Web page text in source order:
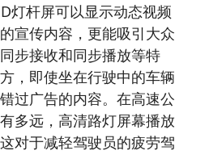
灯杆屏可以显示动态视频
宣传内容，更能吸引大众
步接收和同步播放等特
，即使坐在行驶中的车辆
过广告的内容。在高速公
多远，高清路灯屏幕播放
对于减轻驾驶员的疲劳驾